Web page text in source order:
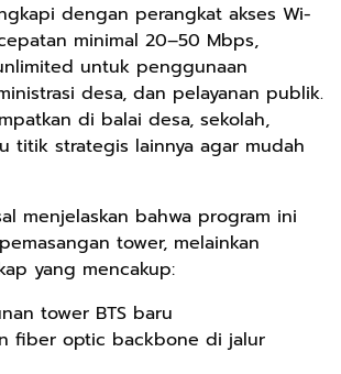
dengan perangkat akses Wi-
minimal 20–50 Mbps,
untuk penggunaan
desa, dan pelayanan publik.
di balai desa, sekolah,
titik strategis lainnya agar mudah
menjelaskan bahwa program ini
tower, melainkan
yang mencakup:
tower BTS baru
fiber optic backbone di jalur